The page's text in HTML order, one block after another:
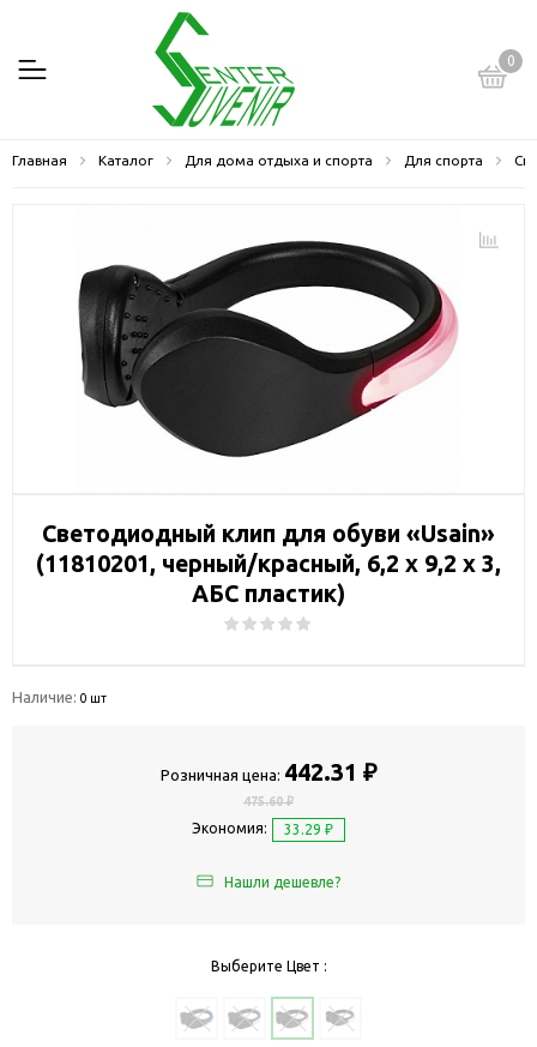
0
Главная Каталог Для дома отдыха и спорта Для спорта
Светодиодный клип для обуви «Usain»
(11810201, черный/красный, 6,2 х 9,2 х 3,
АБС пластик)
Наличие: 0 шт
Розничная цена: 442.31 ₽
475.60 ₽
Экономия: 33.29 ₽
Нашли дешевле?
Выберите Цвет :